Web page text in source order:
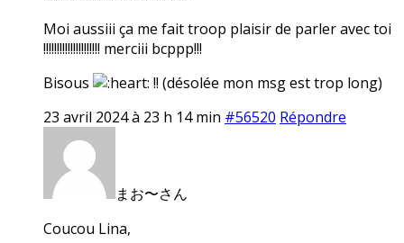
Moi aussiii ça me fait troop plaisir de parler avec toi
!!!!!!!!!!!!!!!!!!!!! merciii bcppp!!!
Bisous
!! (désolée mon msg est trop long)
23 avril 2024 à 23 h 14 min #56520 Répondre
まお〜さん
Coucou Lina,